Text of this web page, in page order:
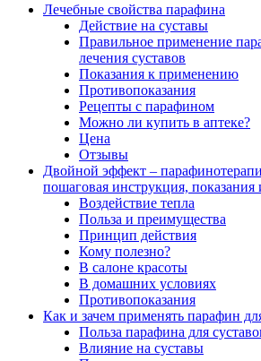
Лечебные свойства парафина
Действие на суставы
Правильное применение
лечения суставов
Показания к применению
Противопоказания
Рецепты с парафином
Можно ли купить в аптеке?
Цена
Отзывы
Двойной эффект –
пошаговая инструкция, показания
Воздействие тепла
Польза и преимущества
Принцип действия
Кому полезно?
В салоне красоты
В домашних условиях
Противопоказания
Как и зачем применять парафин
Польза парафина для
Влияние на суставы